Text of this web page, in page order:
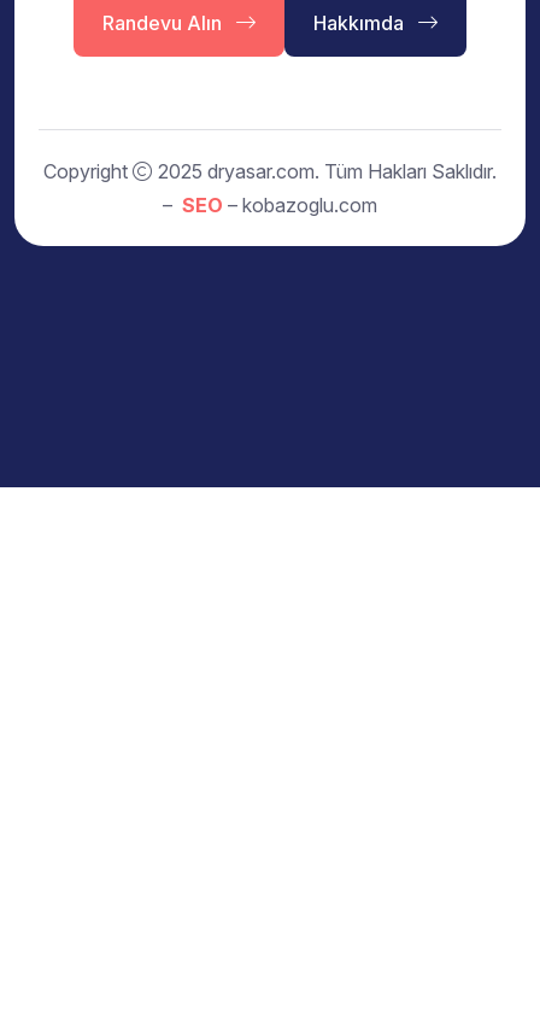
Randevu Alın Hakkımda
Copyright
2025 dryasar.com. Tüm Hakları Saklıdır.
– SEO – kobazoglu.com